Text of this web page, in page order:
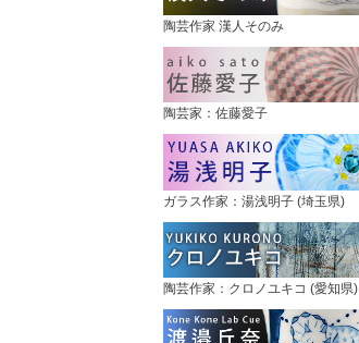
陶芸作家 漢人そのみ
陶芸家：佐藤愛子
ガラス作家：湯浅明子 (埼玉県)
陶芸作家：クロノユキコ (愛知県)